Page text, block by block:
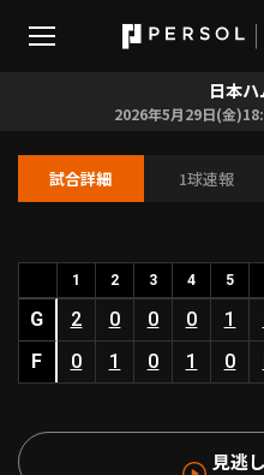
HOME
動画
日本ハ
2026年5月29日(金
試合詳細 1球速報
1 2 3 4 5
G 2 0 0 0 1
F
0 1 0 1 0
見逃